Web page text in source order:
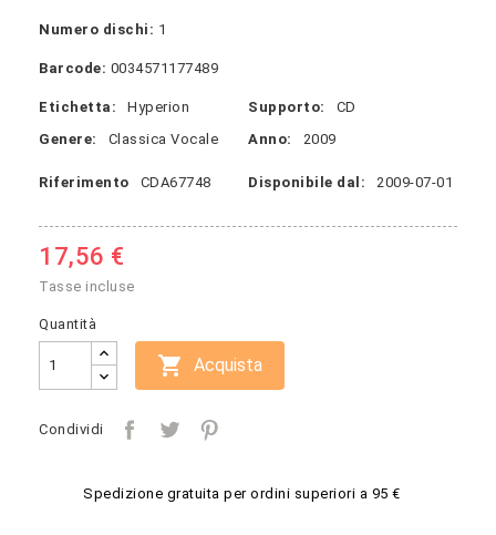
Numero dischi: 1
Barcode: 0034571177489
Etichetta: Hyperion Supporto:
CD
Genere:
Classica Vocale Anno: 2009
Riferimento CDA67748 Disponibile dal: 2009-07-01
17,56 €
Tasse incluse
Quantità
 Acquista
Condividi
Spedizione gratuita per ordini superiori a 95 €